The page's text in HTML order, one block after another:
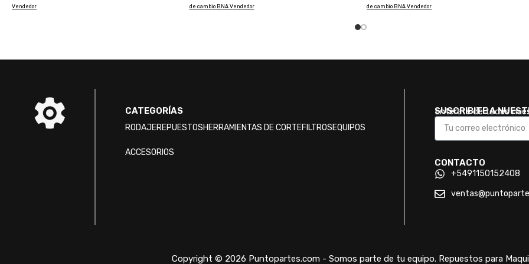
Vendedor de cambio BNA Vendedor de cambio BNA Vendedor
CATEGORÍAS
RODAJEREPUESTOSHERRAMIENTAS DE CORTEFILTROSEQUIPOS
ACCESORIOS
SUSCRIBITE A
Enterate de todas
CONTACTO
+5491150152408
Copyright © 2026 Puntopartes.com - Somos parte de tu equipo. Repuestos para